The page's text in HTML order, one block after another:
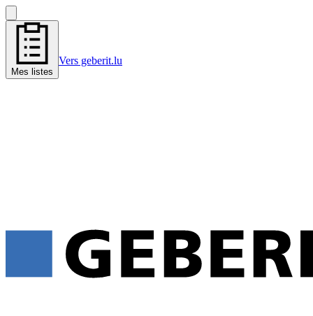
Mes listes
Vers geberit.lu